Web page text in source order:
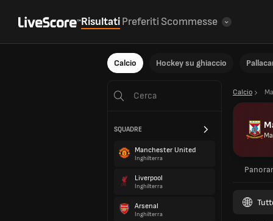
RisultatiPreferiti Scommesse
Calcio Hockey su ghiaccio
SQUADRE
Manchester United
Inghilterra
Liverpool
Inghilterra
Arsenal
Inghilterra
Calcio